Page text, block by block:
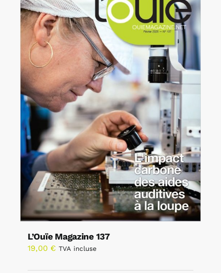
L’Ouïe Magazine 137
19,00 € TVA incluse